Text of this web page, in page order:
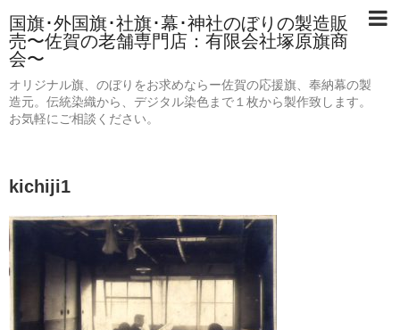
国旗･外国旗･社旗･幕･神社のぼりの製造販
売〜佐賀の老舗専門店：有限会社塚原旗商
会〜
オリジナル旗、のぼりをお求めならー佐賀の応援旗、奉納幕の製
造元。伝統染織から、デジタル染色まで１枚から製作致します。
お気軽にご相談ください。
kichiji1